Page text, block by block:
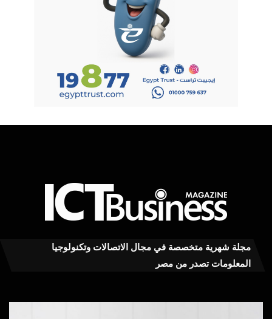
مجلة شهرية متخصصة في مجال الاتصالات وتكنولوجيا
المعلومات تصدر من مصر